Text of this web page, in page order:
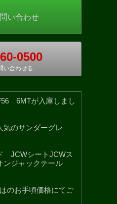
0500
い合わせる
6MTが入庫しまし
気のサンダーグレ
JCWシートJCWス
ジャックテール
のお手頃価格にてご